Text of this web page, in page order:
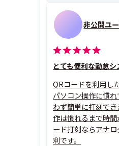
非公開ユ
とても便利な勤怠
QRコードを利用し
パソコン操作に慣
わず簡単に打刻で
作は慣れるまで時
ード打刻ならアナ
利です。